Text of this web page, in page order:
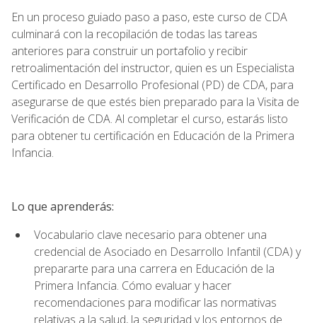
En un proceso guiado paso a paso, este curso de CDA
culminará con la recopilación de todas las tareas
anteriores para construir un portafolio y recibir
retroalimentación del instructor, quien es un Especialista
Certificado en Desarrollo Profesional (PD) de CDA, para
asegurarse de que estés bien preparado para la Visita de
Verificación de CDA. Al completar el curso, estarás listo
para obtener tu certificación en Educación de la Primera
Infancia.
Lo que aprenderás:
Vocabulario clave necesario para obtener una
credencial de Asociado en Desarrollo Infantil (CDA) y
prepararte para una carrera en Educación de la
Primera Infancia. Cómo evaluar y hacer
recomendaciones para modificar las normativas
relativas a la salud, la seguridad y los entornos de